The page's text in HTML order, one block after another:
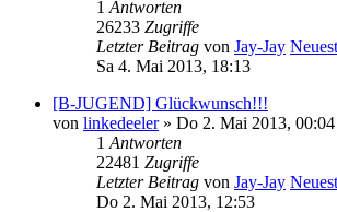
1 Antworten
26233 Zugriffe
Letzter Beitrag von Jay-Jay
Sa 4. Mai 2013, 18:13
[B-JUGEND] Glückwunsch!!!
von linkedeeler» Do 2. Mai 2013, 00:04
1 Antworten
22481 Zugriffe
Letzter Beitrag von Jay-Jay
Do 2. Mai 2013, 12:53